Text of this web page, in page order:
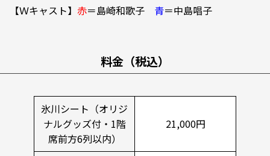
【Ｗキャスト】 赤＝島崎和歌子 青＝中島唱子
料金（税込）
氷川シート（オリジ
ナルグッズ付・1階
席前方6列以内）
21,000円